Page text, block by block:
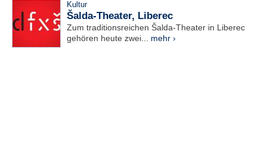
Kultur
Šalda-Theater, Liberec
Zum traditionsreichen Šalda-Theater in Liberec
gehören heute zwei... mehr ›